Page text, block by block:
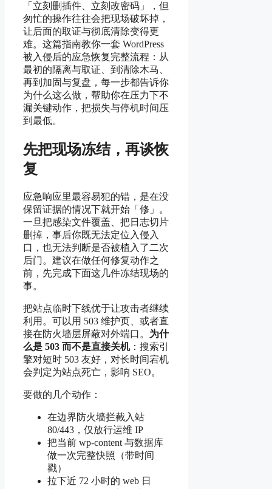
「立刻删插件、立刻改密码」，但
匆忙的操作往往会把现场破坏掉，
让后面的取证与彻底清除变得更
难。这篇指南教你一套 WordPress
被入侵后的应急恢复完整流程：从
最初的隔离与取证、到清除木马、
再到加固与复盘，每一步都告诉你
为什么这么做，帮助你在压力下不
漏关键动作，把损失与停机时间压
到最低。
先把现场冻结，再谈恢
复
应急响应里最容易犯的错，是在没
保留证据的情况下就开始「修」。
一旦把感染文件覆盖、把日志切片
删掉，事后你既无法定位入侵入
口，也无法判断是否被植入了二次
后门。建议在做任何修复动作之
前，先完成下面这几件冻结现场的
事。
把站点临时下线优于让攻击者继续
利用。可以用 503 维护页、或者直
接在防火墙层屏蔽对外端口。 为什
么是 503 而不是直接关机：搜索引
擎对短时 503 友好，对长时间宕机
会判定为站点死亡，影响 SEO。
要做的几个动作：
在边界防火墙拦截入站
80/443，仅放行运维 IP
把当前 wp-content 与数据库
做一次完整快照（带时间
戳）
拉下近 72 小时的 web 日